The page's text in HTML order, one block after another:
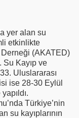
yer alan su
etkinlikte
Derneği (AKATED)
Su Kayıp ve
Uluslararası
ise 28-30 Eylül
Türkiye’nin
su kayıplarının